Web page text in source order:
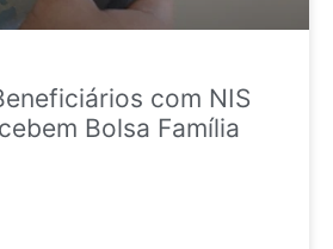
com NIS
Bolsa Família